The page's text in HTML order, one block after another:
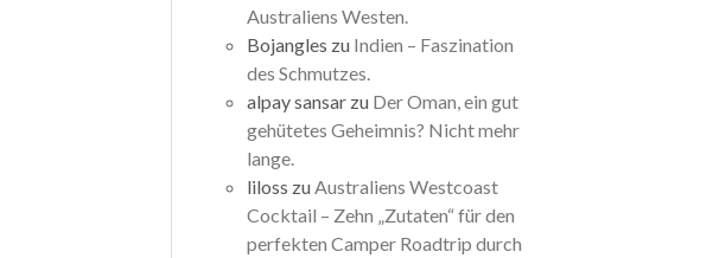
Australiens Westen.
Bojangles zu Indien – Faszination
des Schmutzes.
alpay sansar zu Der Oman, ein gut
gehütetes Geheimnis? Nicht mehr
lange.
liloss zu Australiens Westcoast
Cocktail – Zehn „Zutaten“ für den
perfekten Camper Roadtrip durch